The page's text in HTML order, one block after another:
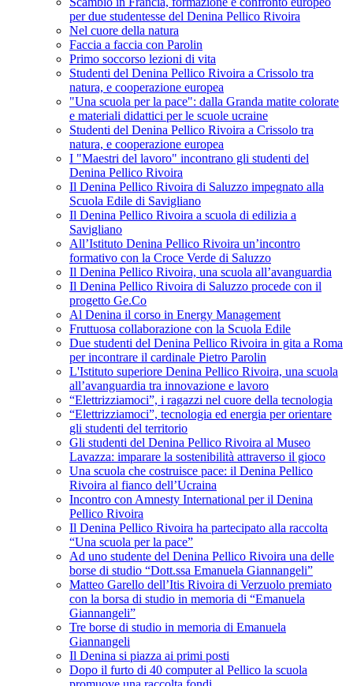
per due studentesse del Denina Pellico Rivoira
Nel cuore della natura
Faccia a faccia con Parolin
Primo soccorso lezioni di vita
Studenti del Denina Pellico Rivoira a Crissolo tra
natura, e cooperazione europea
"Una scuola per la pace": dalla Granda matite colorate
e materiali didattici per le scuole ucraine
Studenti del Denina Pellico Rivoira a Crissolo tra
natura, e cooperazione europea
I "Maestri del lavoro" incontrano gli studenti del
Denina Pellico Rivoira
Il Denina Pellico Rivoira di Saluzzo impegnato alla
Scuola Edile di Savigliano
Il Denina Pellico Rivoira a scuola di edilizia a
Savigliano
All’Istituto Denina Pellico Rivoira un’incontro
formativo con la Croce Verde di Saluzzo
Il Denina Pellico Rivoira, una scuola all’avanguardia
Il Denina Pellico Rivoira di Saluzzo procede con il
progetto Ge.Co
Al Denina il corso in Energy Management
Fruttuosa collaborazione con la Scuola Edile
Due studenti del Denina Pellico Rivoira in gita a Roma
per incontrare il cardinale Pietro Parolin
L'Istituto superiore Denina Pellico Rivoira, una scuola
all’avanguardia tra innovazione e lavoro
“Elettrizziamoci”, i ragazzi nel cuore della tecnologia
“Elettrizziamoci”, tecnologia ed energia per orientare
gli studenti del territorio
Gli studenti del Denina Pellico Rivoira al Museo
Lavazza: imparare la sostenibilità attraverso il gioco
Una scuola che costruisce pace: il Denina Pellico
Rivoira al fianco dell’Ucraina
Incontro con Amnesty International per il Denina
Pellico Rivoira
Il Denina Pellico Rivoira ha partecipato alla raccolta
“Una scuola per la pace”
Ad uno studente del Denina Pellico Rivoira una delle
borse di studio “Dott.ssa Emanuela Giannangeli”
Matteo Garello dell’Itis Rivoira di Verzuolo premiato
con la borsa di studio in memoria di “Emanuela
Giannangeli”
Tre borse di studio in memoria di Emanuela
Giannangeli
Il Denina si piazza ai primi posti
Dopo il furto di 40 computer al Pellico la scuola